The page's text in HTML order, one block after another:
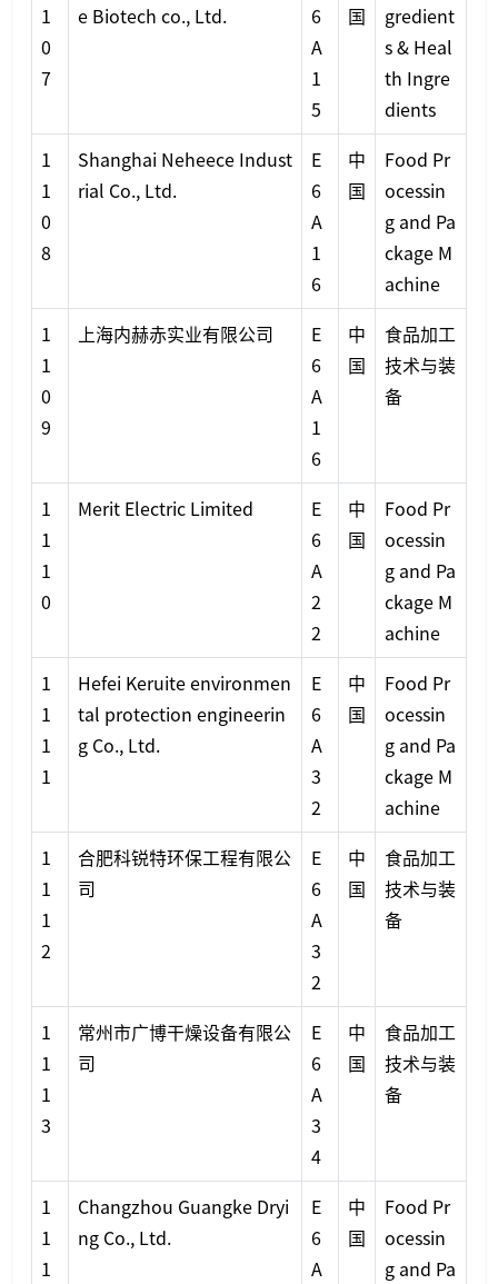
1
0
7
e Biotech co., Ltd.
6
A
1
5
国
gredient
s & Heal
th Ingre
dients
1
1
0
8
Shanghai Neheece Indust
rial Co., Ltd.
E
6
A
1
6
中
国
Food Pr
ocessin
g and Pa
ckage M
achine
1
1
0
9
上海内赫赤实业有限公司
E
6
A
1
6
中
国
食品加工
技术与装
备
1
1
1
0
Merit Electric Limited
E
6
A
2
2
中
国
Food Pr
ocessin
g and Pa
ckage M
achine
1
1
1
1
Hefei Keruite environmen
tal protection engineerin
g Co., Ltd.
E
6
A
3
2
中
国
Food Pr
ocessin
g and Pa
ckage M
achine
1
1
1
2
合肥科锐特环保工程有限公
司
E
6
A
3
2
中
国
食品加工
技术与装
备
1
1
1
3
常州市广博干燥设备有限公
司
E
6
A
3
4
中
国
食品加工
技术与装
备
1
1
1
Changzhou Guangke Dryi
ng Co., Ltd.
E
6
A
中
国
Food Pr
ocessin
g and Pa